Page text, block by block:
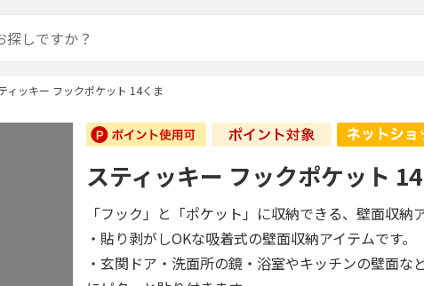
ィッキー フックポケット 14くま
スティッキー フックポケット
「フック」と「ポケット」に収納できる、壁面収納
・貼り剥がしOKな吸着式の壁面収納アイテムです。
・玄関ドア・洗面所の鏡・浴室やキッチンの壁面な